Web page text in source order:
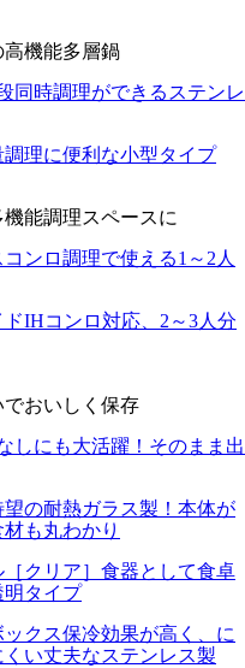
機能多層鍋
同時調理ができるステンレ
調理に便利な小型タイプ
能調理スペースに
コンロ調理で使える1～2人
IHコンロ対応、2～3人分
おいしく保存
しにも大活躍！そのまま出
望の耐熱ガラス製！本体が
も丸わかり
クリア］ 食器として食卓
明タイプ
クス保冷効果が高く、に
い丈夫なステンレス製